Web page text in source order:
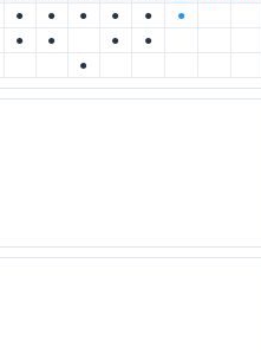
● ● ● ● ●
●
● ● ●
●
●